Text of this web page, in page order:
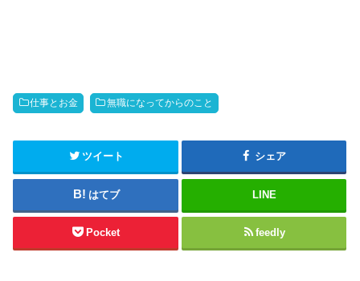
仕事とお金 無職になってからのこと
ツイート シェア
はてブ LINE
Pocket feedly